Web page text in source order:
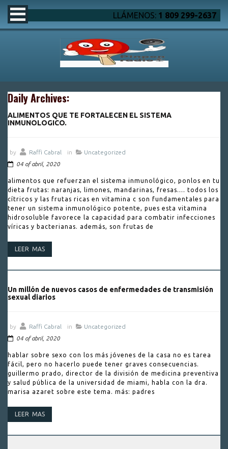
LLÁMENOS: 1 809 299-2637
Daily Archives:
ALIMENTOS QUE TE FORTALECEN EL SISTEMA
INMUNOLOGICO.
by Raffi Cabral in
Uncategorized
04 of abril, 2020
alimentos que refuerzan el sistema inmunológico, ponlos en tu
dieta frutas: naranjas, limones, mandarinas, fresas.... todos los
cítricos y las frutas ricas en vitamina c son fundamentales para
tener un sistema inmunológico potente, pues esta vitamina
hidrosoluble favorece la capacidad para combatir infecciones
víricas y bacterianas. además, son frutas de
LEER MAS
Un millón de nuevos casos de enfermedades de transmisión
sexual diarios
by Raffi Cabral in
Uncategorized
04 of abril, 2020
hablar sobre sexo con los más jóvenes de la casa no es tarea
fácil, pero no hacerlo puede tener graves consecuencias.
guillermo prado, director de la división de medicina preventiva
y salud pública de la universidad de miami, habla con la dra.
marisa azaret sobre este tema. más: padres
LEER MAS